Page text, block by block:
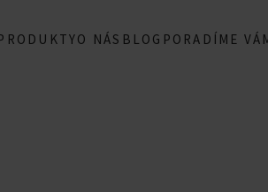
O NÁS BLOG PORADÍME